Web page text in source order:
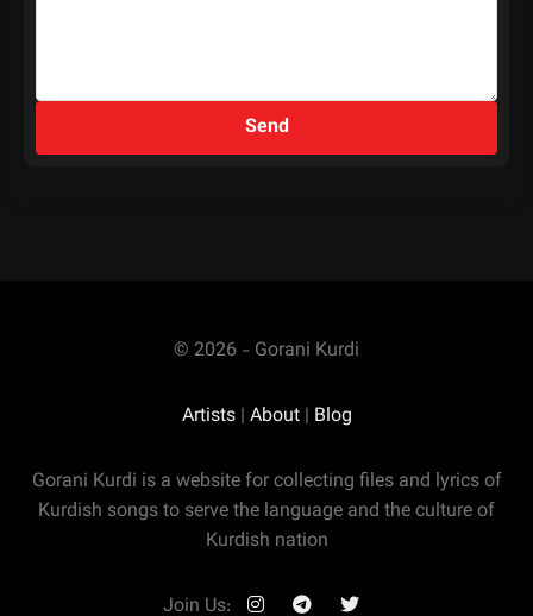
Send
© 2026 - Gorani Kurdi
Artists| About| Blog
Gorani Kurdi is a website for collecting files and lyrics of
Kurdish songs to serve the language and the culture of
Kurdish nation
Join Us: